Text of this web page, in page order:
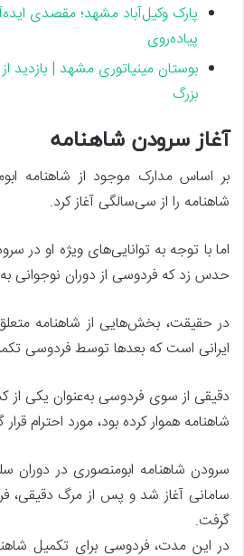
پارک وکیل‌آباد مشهد؛ مقصدی
پیاده‌روی
بوستان مینیاتوری مشهد | بازدید
بزرگ
آغاز سرودن شاهنامه
بر اساس مدارک موجود از شاهنامه
شاهنامه را از سی‌سالگی آغاز کرد.
اما با توجه به توانایی‌های ویژه او در
حدس زد که فردوسی از دوران نوجوانی
در حقیقت، بخش‌هایی از شاهنامه
ایرانی است که بعدها توسط فردوسی
دقیقی از سوی فردوسی به‌عنوان یکی از
شاهنامه هموار کرده بود، مورد احترام
سرودن شاهنامه ابومنصوری در دوران
سامانی آغاز شد و پس از مرگ دقیقی،
گرفت.
در این مدت، فردوسی برای تکمیل